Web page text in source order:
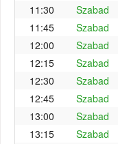
11:30
Szabad
11:45
Szabad
12:00
Szabad
12:15
Szabad
12:30
Szabad
12:45
Szabad
13:00
Szabad
13:15
Szabad